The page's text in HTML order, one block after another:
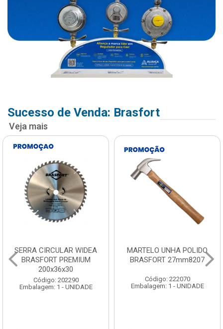
Sucesso de Venda: Brasfort
Veja mais
SERRA CIRCULAR WIDEA
BRASFORT PREMIUM
200x36x30
Código: 202290
Embalagem: 1 - UNIDADE
MARTELO UNHA POLIDO
BRASFORT 27mm8207
Código: 222070
Embalagem: 1 - UNIDADE